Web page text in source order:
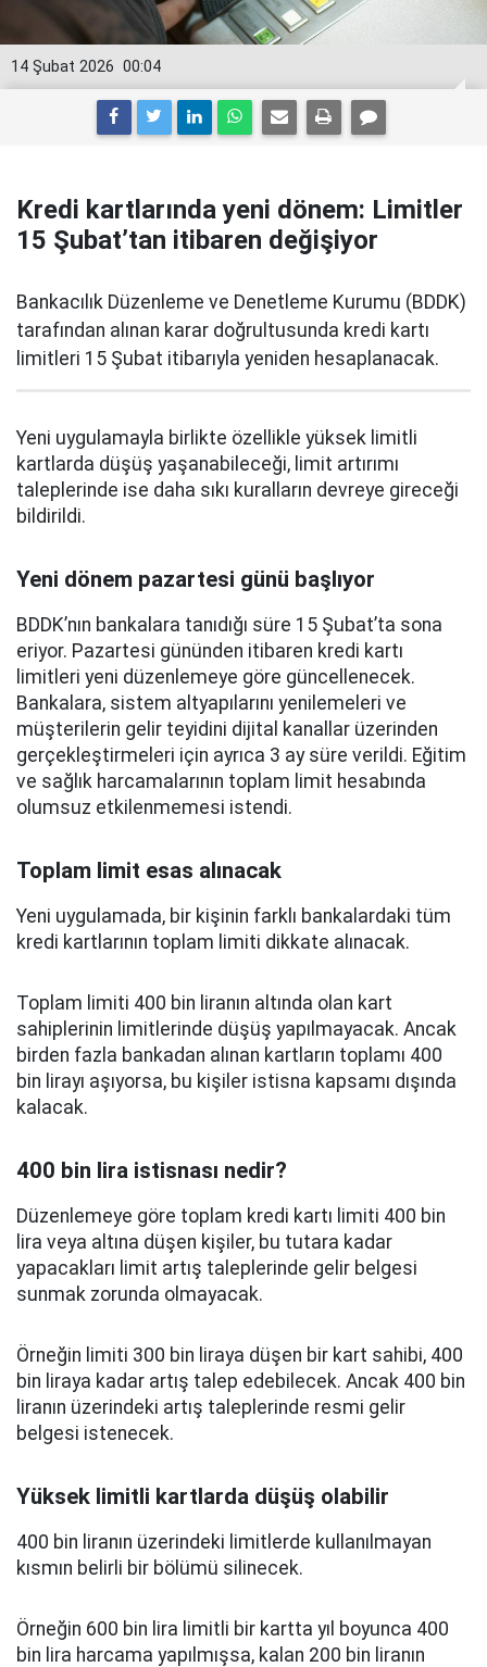
00:04
14 Şubat 2026
Kredi kartlarında yeni dönem: Limitler
15 Şubat’tan itibaren değişiyor
Bankacılık Düzenleme ve Denetleme Kurumu (BDDK)
tarafından alınan karar doğrultusunda kredi kartı
limitleri 15 Şubat itibarıyla yeniden hesaplanacak.
Yeni uygulamayla birlikte özellikle yüksek limitli
kartlarda düşüş yaşanabileceği, limit artırımı
taleplerinde ise daha sıkı kuralların devreye gireceği
bildirildi.
Yeni dönem pazartesi günü başlıyor
BDDK’nın bankalara tanıdığı süre 15 Şubat’ta sona
eriyor. Pazartesi gününden itibaren kredi kartı
limitleri yeni düzenlemeye göre güncellenecek.
Bankalara, sistem altyapılarını yenilemeleri ve
müşterilerin gelir teyidini dijital kanallar üzerinden
gerçekleştirmeleri için ayrıca 3 ay süre verildi. Eğitim
ve sağlık harcamalarının toplam limit hesabında
olumsuz etkilenmemesi istendi.
Toplam limit esas alınacak
Yeni uygulamada, bir kişinin farklı bankalardaki tüm
kredi kartlarının toplam limiti dikkate alınacak.
Toplam limiti 400 bin liranın altında olan kart
sahiplerinin limitlerinde düşüş yapılmayacak. Ancak
birden fazla bankadan alınan kartların toplamı 400
bin lirayı aşıyorsa, bu kişiler istisna kapsamı dışında
kalacak.
400 bin lira istisnası nedir?
Düzenlemeye göre toplam kredi kartı limiti 400 bin
lira veya altına düşen kişiler, bu tutara kadar
yapacakları limit artış taleplerinde gelir belgesi
sunmak zorunda olmayacak.
Örneğin limiti 300 bin liraya düşen bir kart sahibi, 400
bin liraya kadar artış talep edebilecek. Ancak 400 bin
liranın üzerindeki artış taleplerinde resmi gelir
belgesi istenecek.
Yüksek limitli kartlarda düşüş olabilir
400 bin liranın üzerindeki limitlerde kullanılmayan
kısmın belirli bir bölümü silinecek.
Örneğin 600 bin lira limitli bir kartta yıl boyunca 400
bin lira harcama yapılmışsa, kalan 200 bin liranın